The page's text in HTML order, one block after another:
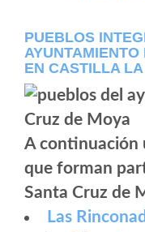
PUEBLOS
AYUNTAMIENTO
EN CASTILLA
A continuación
que forman
Santa Cruz de
Las